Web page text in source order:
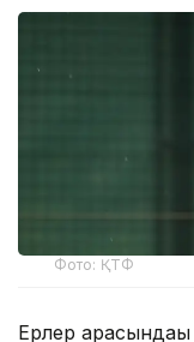
Фото: ҚТФ
Ерлер